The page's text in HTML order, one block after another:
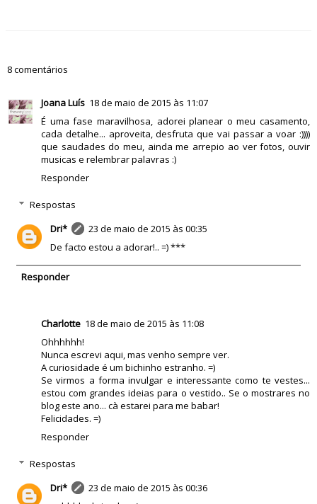
8 comentários
Joana Luís 18 de maio de 2015 às 11:07
É uma fase maravilhosa, adorei planear o meu casamento,
cada detalhe... aproveita, desfruta que vai passar a voar :))))
que saudades do meu, ainda me arrepio ao ver fotos, ouvir
musicas e relembrar palavras :)
Responder
Respostas
Dri*
23 de maio de 2015 às 00:35
De facto estou a adorar!.. =) ***
Responder
Charlotte 18 de maio de 2015 às 11:08
Ohhhhhh!
Nunca escrevi aqui, mas venho sempre ver.
A curiosidade é um bichinho estranho. =)
Se virmos a forma invulgar e interessante como te vestes...
estou com grandes ideias para o vestido.. Se o mostrares no
blog este ano... cà estarei para me babar!
Felicidades. =)
Responder
Respostas
Dri*
23 de maio de 2015 às 00:36